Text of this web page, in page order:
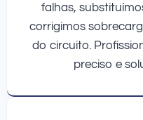
falhas,
corrigimos
do circuito.
preciso e